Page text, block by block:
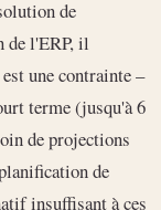
de
de l'ERP, il
est une contrainte –
terme (jusqu'à 6
de projections
de
insuffisant à ces